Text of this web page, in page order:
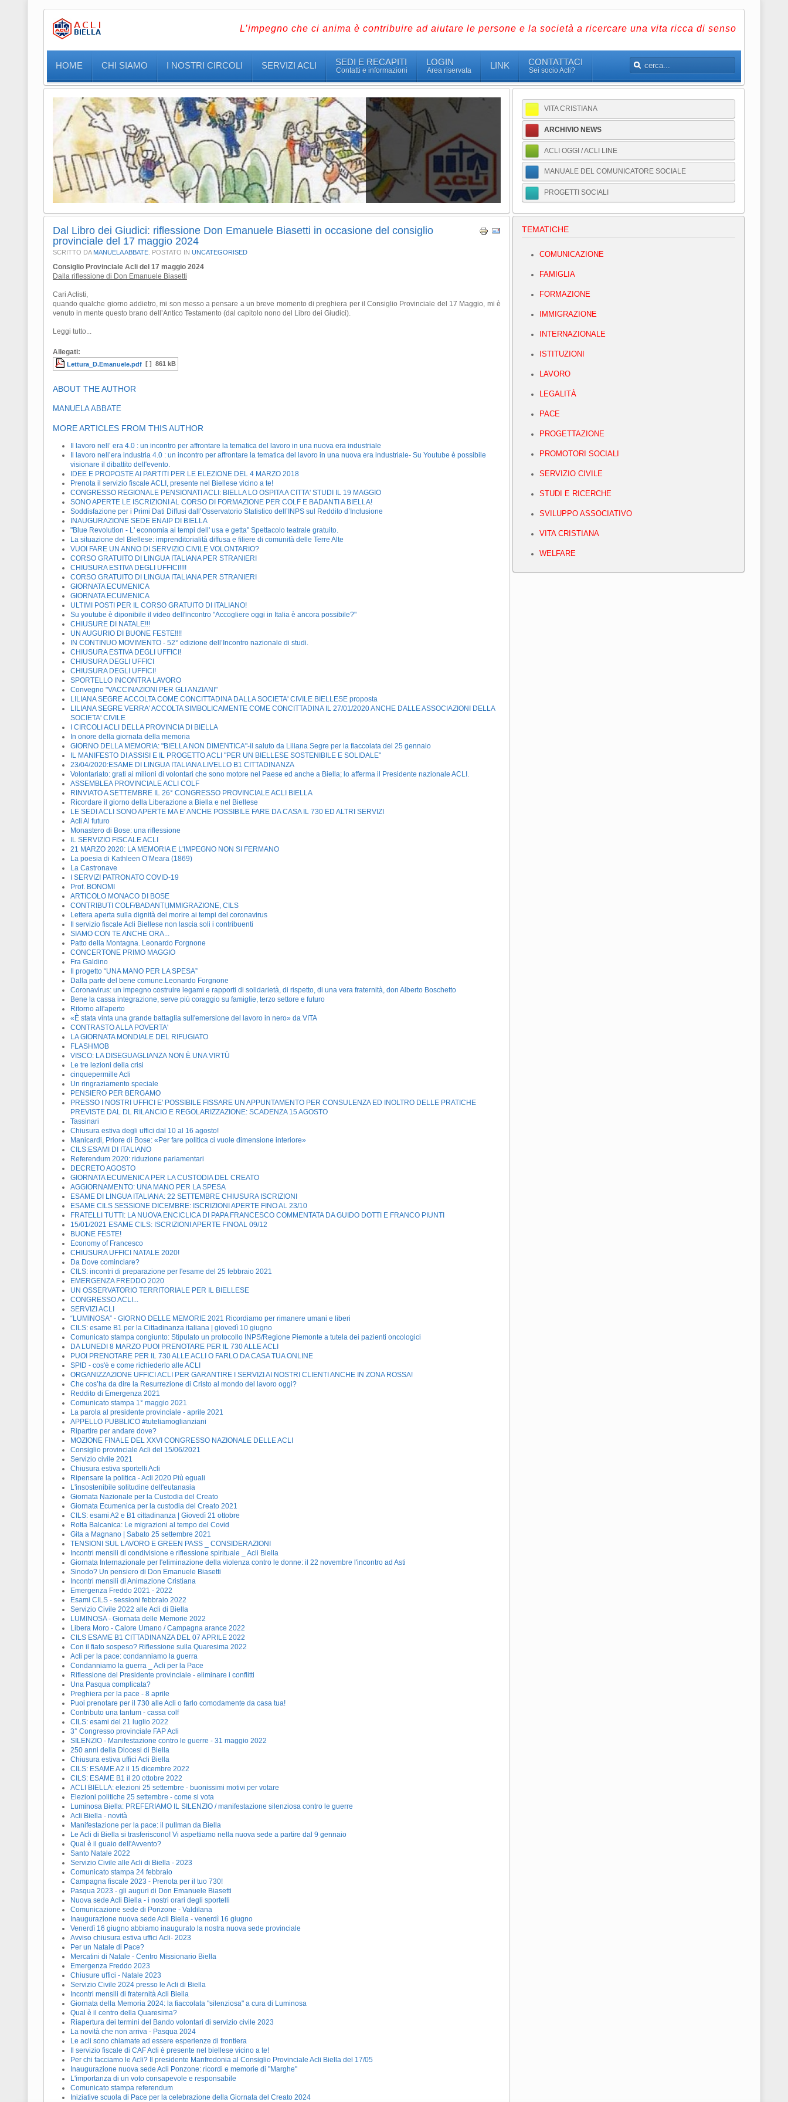
L’impegno che ci anima è contribuire ad aiutare le persone e la società a ricercare una vita ricca di senso
HOME CHI SIAMO I NOSTRI CIRCOLI SERVIZI ACLI SEDI E RECAPITI
Contatti e informazioni
LOGIN
Area riservata LINK CONTATTACI
Sei socio Acli?
VITA CRISTIANA
ARCHIVIO NEWS
ACLI OGGI / ACLI LINE
MANUALE DEL COMUNICATORE SOCIALE
PROGETTI SOCIALI
Dal Libro dei Giudici: riflessione Don Emanuele Biasetti in occasione del consiglio
provinciale del 17 maggio 2024
SCRITTO DA MANUELA ABBATE . POSTATO IN UNCATEGORISED
Consiglio Provinciale Acli del 17 maggio 2024
Dalla riflessione di Don Emanuele Biasetti
Cari Aclisti,
quando qualche giorno addietro, mi son messo a pensare a un breve momento di preghiera per il Consiglio Provinciale del 17 Maggio, mi è
venuto in mente questo brano dell’Antico Testamento (dal capitolo nono del Libro dei Giudici).
Leggi tutto...
Allegati:
Lettura_D.Emanuele.pdf [ ] 861 kB
ABOUT THE AUTHOR
MANUELA ABBATE
MORE ARTICLES FROM THIS AUTHOR
Il lavoro nell’ era 4.0 : un incontro per affrontare la tematica del lavoro in una nuova era industriale
Il lavoro nell’era industria 4.0 : un incontro per affrontare la tematica del lavoro in una nuova era industriale- Su Youtube è possibile
visionare il dibattito dell'evento.
IDEE E PROPOSTE AI PARTITI PER LE ELEZIONE DEL 4 MARZO 2018
Prenota il servizio fiscale ACLI, presente nel Biellese vicino a te!
CONGRESSO REGIONALE PENSIONATI ACLI: BIELLA LO OSPITA A CITTA' STUDI IL 19 MAGGIO
SONO APERTE LE ISCRIZIONI AL CORSO DI FORMAZIONE PER COLF E BADANTI A BIELLA!
Soddisfazione per i Primi Dati Diffusi dall’Osservatorio Statistico dell’INPS sul Reddito d’Inclusione
INAUGURAZIONE SEDE ENAIP DI BIELLA
"Blue Revolution - L' economia ai tempi dell' usa e getta" Spettacolo teatrale gratuito.
La situazione del Biellese: imprenditorialità diffusa e filiere di comunità delle Terre Alte
VUOI FARE UN ANNO DI SERVIZIO CIVILE VOLONTARIO?
CORSO GRATUITO DI LINGUA ITALIANA PER STRANIERI
CHIUSURA ESTIVA DEGLI UFFICI!!!!
CORSO GRATUITO DI LINGUA ITALIANA PER STRANIERI
GIORNATA ECUMENICA
GIORNATA ECUMENICA
ULTIMI POSTI PER IL CORSO GRATUITO DI ITALIANO!
Su youtube è diponibile il video dell'incontro "Accogliere oggi in Italia è ancora possibile?"
CHIUSURE DI NATALE!!!
UN AUGURIO DI BUONE FESTE!!!!
IN CONTINUO MOVIMENTO - 52° edizione dell’Incontro nazionale di studi.
CHIUSURA ESTIVA DEGLI UFFICI!
CHIUSURA DEGLI UFFICI
CHIUSURA DEGLI UFFICI!
SPORTELLO INCONTRA LAVORO
Convegno "VACCINAZIONI PER GLI ANZIANI"
LILIANA SEGRE ACCOLTA COME CONCITTADINA DALLA SOCIETA' CIVILE BIELLESE proposta
LILIANA SEGRE VERRA' ACCOLTA SIMBOLICAMENTE COME CONCITTADINA IL 27/01/2020 ANCHE DALLE ASSOCIAZIONI DELLA
SOCIETA' CIVILE
I CIRCOLI ACLI DELLA PROVINCIA DI BIELLA
In onore della giornata della memoria
GIORNO DELLA MEMORIA: "BIELLA NON DIMENTICA"-il saluto da Liliana Segre per la fiaccolata del 25 gennaio
IL MANIFESTO DI ASSISI E IL PROGETTO ACLI "PER UN BIELLESE SOSTENIBILE E SOLIDALE"
23/04/2020:ESAME DI LINGUA ITALIANA LIVELLO B1 CITTADINANZA
Volontariato: grati ai milioni di volontari che sono motore nel Paese ed anche a Biella; lo afferma il Presidente nazionale ACLI.
ASSEMBLEA PROVINCIALE ACLI COLF
RINVIATO A SETTEMBRE IL 26° CONGRESSO PROVINCIALE ACLI BIELLA
Ricordare il giorno della Liberazione a Biella e nel Biellese
LE SEDI ACLI SONO APERTE MA E' ANCHE POSSIBILE FARE DA CASA IL 730 ED ALTRI SERVIZI
Acli Al futuro
Monastero di Bose: una riflessione
IL SERVIZIO FISCALE ACLI
21 MARZO 2020: LA MEMORIA E L'IMPEGNO NON SI FERMANO
La poesia di Kathleen O’Meara (1869)
La Castronave
I SERVIZI PATRONATO COVID-19
Prof. BONOMI
ARTICOLO MONACO DI BOSE
CONTRIBUTI COLF/BADANTI,IMMIGRAZIONE, CILS
Lettera aperta sulla dignità del morire ai tempi del coronavirus
Il servizio fiscale Acli Biellese non lascia soli i contribuenti
SIAMO CON TE ANCHE ORA...
Patto della Montagna. Leonardo Forgnone
CONCERTONE PRIMO MAGGIO
Fra Galdino
Il progetto “UNA MANO PER LA SPESA”
Dalla parte del bene comune.Leonardo Forgnone
Coronavirus: un impegno costruire legami e rapporti di solidarietà, di rispetto, di una vera fraternità, don Alberto Boschetto
Bene la cassa integrazione, serve più coraggio su famiglie, terzo settore e futuro
Ritorno all'aperto
«È stata vinta una grande battaglia sull'emersione del lavoro in nero» da VITA
CONTRASTO ALLA POVERTA'
LA GIORNATA MONDIALE DEL RIFUGIATO
FLASHMOB
VISCO: LA DISEGUAGLIANZA NON È UNA VIRTÙ
Le tre lezioni della crisi
cinquepermille Acli
Un ringraziamento speciale
PENSIERO PER BERGAMO
PRESSO I NOSTRI UFFICI E' POSSIBILE FISSARE UN APPUNTAMENTO PER CONSULENZA ED INOLTRO DELLE PRATICHE
PREVISTE DAL DL RILANCIO E REGOLARIZZAZIONE: SCADENZA 15 AGOSTO
Tassinari
Chiusura estiva degli uffici dal 10 al 16 agosto!
Manicardi, Priore di Bose: «Per fare politica ci vuole dimensione interiore»
CILS:ESAMI DI ITALIANO
Referendum 2020: riduzione parlamentari
DECRETO AGOSTO
GIORNATA ECUMENICA PER LA CUSTODIA DEL CREATO
AGGIORNAMENTO: UNA MANO PER LA SPESA
ESAME DI LINGUA ITALIANA: 22 SETTEMBRE CHIUSURA ISCRIZIONI
ESAME CILS SESSIONE DICEMBRE: ISCRIZIONI APERTE FINO AL 23/10
FRATELLI TUTTI: LA NUOVA ENCICLICA DI PAPA FRANCESCO COMMENTATA DA GUIDO DOTTI E FRANCO PIUNTI
15/01/2021 ESAME CILS: ISCRIZIONI APERTE FINOAL 09/12
BUONE FESTE!
Economy of Francesco
CHIUSURA UFFICI NATALE 2020!
Da Dove cominciare?
CILS: incontri di preparazione per l'esame del 25 febbraio 2021
EMERGENZA FREDDO 2020
UN OSSERVATORIO TERRITORIALE PER IL BIELLESE
CONGRESSO ACLI...
SERVIZI ACLI
“LUMINOSA” - GIORNO DELLE MEMORIE 2021 Ricordiamo per rimanere umani e liberi
CILS: esame B1 per la Cittadinanza italiana | giovedì 10 giugno
Comunicato stampa congiunto: Stipulato un protocollo INPS/Regione Piemonte a tutela dei pazienti oncologici
DA LUNEDI 8 MARZO PUOI PRENOTARE PER IL 730 ALLE ACLI
PUOI PRENOTARE PER IL 730 ALLE ACLI O FARLO DA CASA TUA ONLINE
SPID - cos'è e come richiederlo alle ACLI
ORGANIZZAZIONE UFFICI ACLI PER GARANTIRE I SERVIZI AI NOSTRI CLIENTI ANCHE IN ZONA ROSSA!
Che cos’ha da dire la Resurrezione di Cristo al mondo del lavoro oggi?
Reddito di Emergenza 2021
Comunicato stampa 1° maggio 2021
La parola al presidente provinciale - aprile 2021
APPELLO PUBBLICO #tuteliamoglianziani
Ripartire per andare dove?
MOZIONE FINALE DEL XXVI CONGRESSO NAZIONALE DELLE ACLI
Consiglio provinciale Acli del 15/06/2021
Servizio civile 2021
Chiusura estiva sportelli Acli
Ripensare la politica - Acli 2020 Più eguali
L'insostenibile solitudine dell'eutanasia
Giornata Nazionale per la Custodia del Creato
Giornata Ecumenica per la custodia del Creato 2021
CILS: esami A2 e B1 cittadinanza | Giovedì 21 ottobre
Rotta Balcanica: Le migrazioni al tempo del Covid
Gita a Magnano | Sabato 25 settembre 2021
TENSIONI SUL LAVORO E GREEN PASS _ CONSIDERAZIONI
Incontri mensili di condivisione e riflessione spirituale _ Acli Biella
Giornata Internazionale per l'eliminazione della violenza contro le donne: il 22 novembre l'incontro ad Asti
Sinodo? Un pensiero di Don Emanuele Biasetti
Incontri mensili di Animazione Cristiana
Emergenza Freddo 2021 - 2022
Esami CILS - sessioni febbraio 2022
Servizio Civile 2022 alle Acli di Biella
LUMINOSA - Giornata delle Memorie 2022
Libera Moro - Calore Umano / Campagna arance 2022
CILS ESAME B1 CITTADINANZA DEL 07 APRILE 2022
Con il fiato sospeso? Riflessione sulla Quaresima 2022
Acli per la pace: condanniamo la guerra
Condanniamo la guerra _ Acli per la Pace
Riflessione del Presidente provinciale - eliminare i conflitti
Una Pasqua complicata?
Preghiera per la pace - 8 aprile
Puoi prenotare per il 730 alle Acli o farlo comodamente da casa tua!
Contributo una tantum - cassa colf
CILS: esami del 21 luglio 2022
3° Congresso provinciale FAP Acli
SILENZIO - Manifestazione contro le guerre - 31 maggio 2022
250 anni della Diocesi di Biella
Chiusura estiva uffici Acli Biella
CILS: ESAME A2 il 15 dicembre 2022
CILS: ESAME B1 il 20 ottobre 2022
ACLI BIELLA: elezioni 25 settembre - buonissimi motivi per votare
Elezioni politiche 25 settembre - come si vota
Luminosa Biella: PREFERIAMO IL SILENZIO / manifestazione silenziosa contro le guerre
Acli Biella - novità
Manifestazione per la pace: il pullman da Biella
Le Acli di Biella si trasferiscono! Vi aspettiamo nella nuova sede a partire dal 9 gennaio
Qual è il guaio dell'Avvento?
Santo Natale 2022
Servizio Civile alle Acli di Biella - 2023
Comunicato stampa 24 febbraio
Campagna fiscale 2023 - Prenota per il tuo 730!
Pasqua 2023 - gli auguri di Don Emanuele Biasetti
Nuova sede Acli Biella - i nostri orari degli sportelli
Comunicazione sede di Ponzone - Valdilana
Inaugurazione nuova sede Acli Biella - venerdì 16 giugno
Venerdì 16 giugno abbiamo inaugurato la nostra nuova sede provinciale
Avviso chiusura estiva uffici Acli- 2023
Per un Natale di Pace?
Mercatini di Natale - Centro Missionario Biella
Emergenza Freddo 2023
Chiusure uffici - Natale 2023
Servizio Civile 2024 presso le Acli di Biella
Incontri mensili di fraternità Acli Biella
Giornata della Memoria 2024: la fiaccolata "silenziosa" a cura di Luminosa
Qual è il centro della Quaresima?
Riapertura dei termini del Bando volontari di servizio civile 2023
La novità che non arriva - Pasqua 2024
Le acli sono chiamate ad essere esperienze di frontiera
Il servizio fiscale di CAF Acli è presente nel biellese vicino a te!
Per chi facciamo le Acli? Il presidente Manfredonia al Consiglio Provinciale Acli Biella del 17/05
Inaugurazione nuova sede Acli Ponzone: ricordi e memorie di "Marghe"
L'importanza di un voto consapevole e responsabile
Comunicato stampa referendum
Iniziative scuola di Pace per la celebrazione della Giornata del Creato 2024
TEMATICHE
COMUNICAZIONE
FAMIGLIA
FORMAZIONE
IMMIGRAZIONE
INTERNAZIONALE
ISTITUZIONI
LAVORO
LEGALITÀ
PACE
PROGETTAZIONE
PROMOTORI SOCIALI
SERVIZIO CIVILE
STUDI E RICERCHE
SVILUPPO ASSOCIATIVO
VITA CRISTIANA
WELFARE